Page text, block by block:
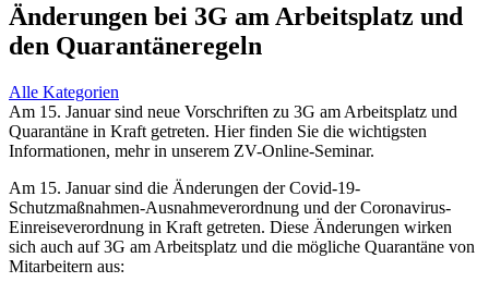
Änderungen bei 3G am Arbeitsplatz und
den Quarantäneregeln
Alle Kategorien
Am 15. Januar sind neue Vorschriften zu 3G am Arbeitsplatz und
Quarantäne in Kraft getreten. Hier finden Sie die wichtigsten
Informationen, mehr in unserem ZV-Online-Seminar.
Am 15. Januar sind die Änderungen der Covid-19-
Schutzmaßnahmen-Ausnahmeverordnung und der Coronavirus-
Einreiseverordnung in Kraft getreten. Diese Änderungen wirken
sich auch auf 3G am Arbeitsplatz und die mögliche Quarantäne von
Mitarbeitern aus: